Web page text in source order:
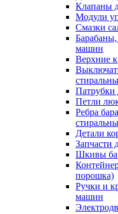
Клапаны
Модули
Смазки
машин
Верхние
Патрубки
Петли
Ребра
Детали
Запчасти
Шкивы
порошка)
Ручки и
машин